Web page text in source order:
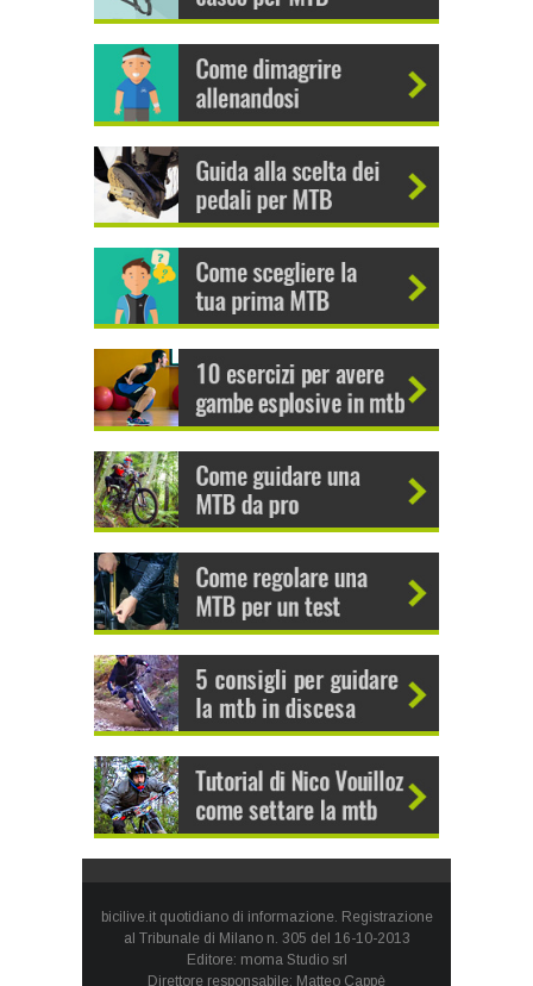
bicilive.it quotidiano di informazione. Registrazione
al Tribunale di Milano n. 305 del 16-10-2013
Editore: moma Studio srl
Direttore responsabile: Matteo Cappè